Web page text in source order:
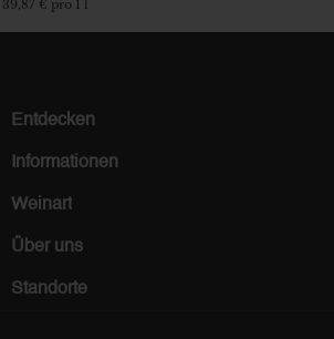
39,87 € pro 1 l
Entdecken
Informationen
Weinart
Über uns
Standorte